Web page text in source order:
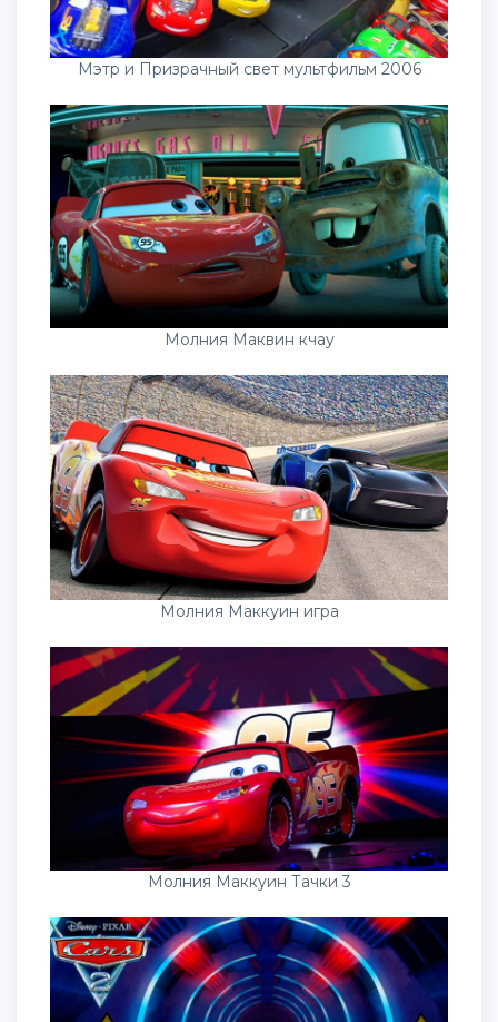
Мэтр и Призрачный свет мультфильм 2006
Молния Маквин кчау
Молния Маккуин игра
Молния Маккуин Тачки 3